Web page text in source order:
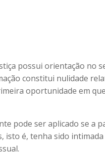
possui orientação no
constitui nulidade
oportunidade em
pode ser aplicado se a
é, tenha sido